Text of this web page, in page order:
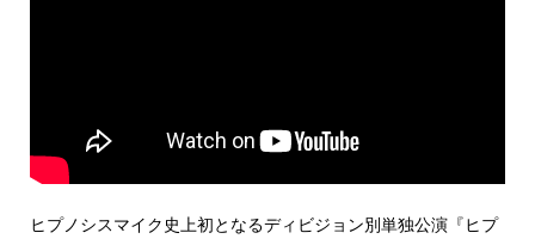
ヒプノシスマイク史上初となるディビジョン別単独公演『ヒプ